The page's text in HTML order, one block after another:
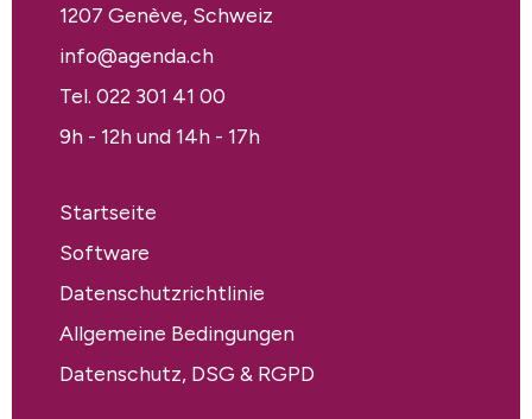
1207 Genève, Schweiz
info@agenda.ch
Tel. 022 301 41 00
9h - 12h und 14h - 17h
Startseite
Software
Datenschutzrichtlinie
Allgemeine Bedingungen
Datenschutz, DSG & RGPD